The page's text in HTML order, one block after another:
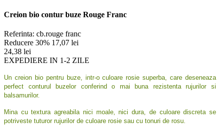
Creion bio contur buze Rouge Franc
Referinta: cb.rouge franc
Reducere 30% 17,07 lei
24,38 lei
EXPEDIERE IN 1-2 ZILE
Un creion bio pentru buze, intr-o culoare rosie superba, care deseneaza
perfect conturul buzelor conferind o mai buna rezistenta rujurilor si
balsamurilor.
Mina cu textura agreabila nici moale, nici dura, de culoare discreta se
potriveste tuturor rujurilor de culoare rosie sau cu tonuri de rosu.